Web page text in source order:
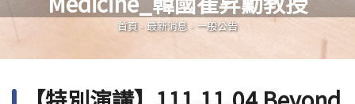
Open submenu (學生專區)
學生專區
首頁-最新消息- 一般公告